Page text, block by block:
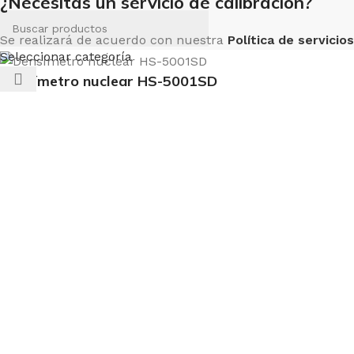
Seleccionar categoría
Se realizará de acuerdo con nuestra Política de servicios
Densímetro nuclear HS-5001SD